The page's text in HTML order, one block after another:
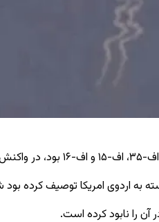
است.
آن را نابود کرده است.